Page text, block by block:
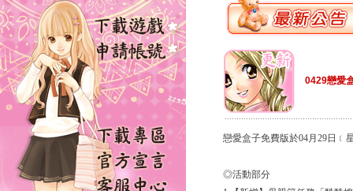
0429戀愛
戀愛盒子免費版於04月29日﹝
◎活動部分